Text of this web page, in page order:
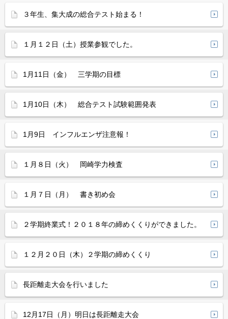
３年生、集大成の総合テスト始まる！
１月１２日（土）授業参観でした。
1月11日（金） 三学期の目標
1月10日（木） 総合テスト試験範囲発表
1月9日 インフルエンザ注意報！
１月８日（火） 岡崎学力検査
１月７日（月） 書き初め会
２学期終業式！２０１８年の締めくくりができました。
１２月２０日（木）２学期の締めくくり
長距離走大会を行いました
12月17日（月）明日は長距離走大会